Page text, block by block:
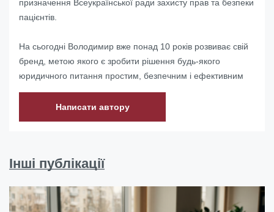
призначення Всеукраїнської ради захисту прав та безпеки
пацієнтів.
На сьогодні Володимир вже понад 10 років розвиває свій
бренд, метою якого є зробити рішення будь-якого
юридичного питання простим, безпечним і ефективним
Написати автору
Інші публікації